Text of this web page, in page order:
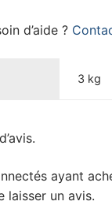
d’aide ?
3 kg
ayant
laisser un avis.